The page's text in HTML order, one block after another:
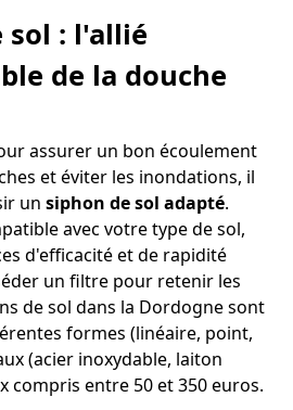
sol : l'allié
de la douche
assurer un bon écoulement
et éviter les inondations, il
un siphon de sol adapté.
avec votre type de sol,
d'efficacité et de rapidité
un filtre pour retenir les
de sol dans la Dordogne sont
formes (linéaire, point,
(acier inoxydable, laiton
compris entre 50 et 350 euros.